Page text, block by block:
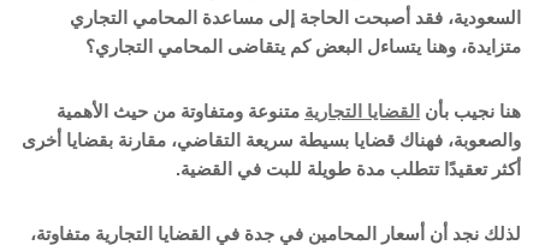
السعودية، فقد أصبحت الحاجة إلى مساعدة المحامي التجاري
متزايدة، وهنا يتساءل البعض كم يتقاضى المحامي التجاري؟
هنا نجيب بأن القضايا التجارية متنوعة ومتفاوتة من حيث الأهمية
والصعوبة، فهناك قضايا بسيطة سريعة التقاضي، مقارنة بقضايا أخرى
أكثر تعقيدًا تتطلب مدة طويلة للبت في القضية.
لذلك نجد أن أسعار المحامين في جدة في القضايا التجارية متفاوتة،